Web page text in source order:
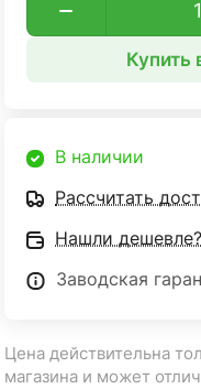
Купить
В наличии
Рассчитать
Нашли дешевле?
Заводская
Цена действительна
магазина и может